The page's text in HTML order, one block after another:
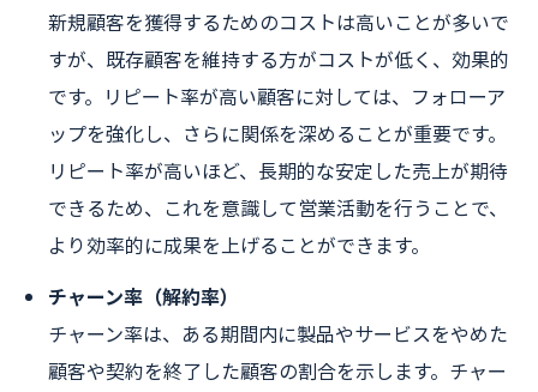
新規顧客を獲得するためのコストは高いことが多いで
すが、既存顧客を維持する方がコストが低く、効果的
です。リピート率が高い顧客に対しては、フォローア
ップを強化し、さらに関係を深めることが重要です。
リピート率が高いほど、長期的な安定した売上が期待
できるため、これを意識して営業活動を行うことで、
より効率的に成果を上げることができます。
チャーン率（解約率）
チャーン率は、ある期間内に製品やサービスをやめた
顧客や契約を終了した顧客の割合を示します。チャー